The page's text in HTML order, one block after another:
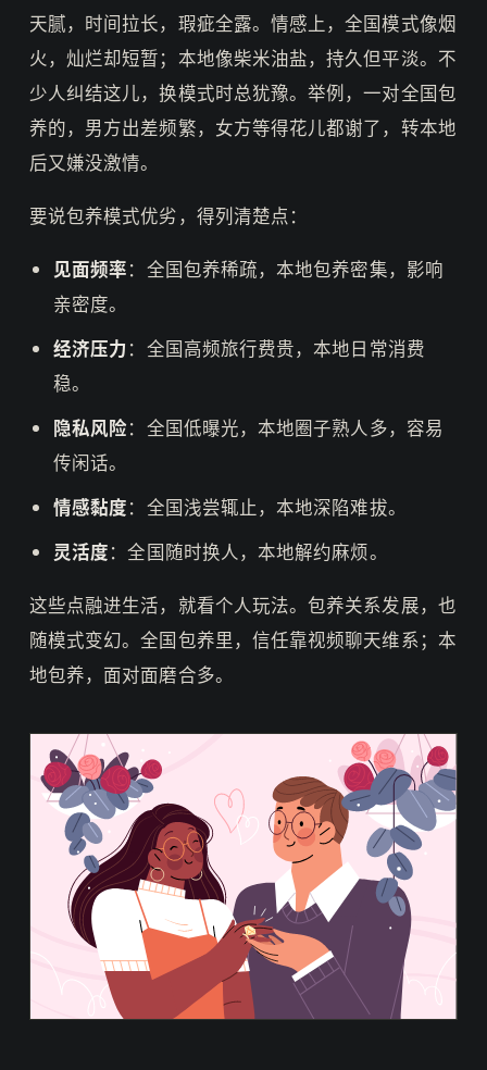
天腻，时间拉长，瑕疵全露。情感上，全国模式像烟
火，灿烂却短暂；本地像柴米油盐，持久但平淡。不
少人纠结这儿，换模式时总犹豫。举例，一对全国包
养的，男方出差频繁，女方等得花儿都谢了，转本地
后又嫌没激情。
要说包养模式优劣，得列清楚点：
见面频率：全国包养稀疏，本地包养密集，影响
亲密度。
经济压力 ：全国高频旅行费贵，本地日常消费
稳。
隐私风险：全国低曝光，本地圈子熟人多，容易
传闲话。
情感黏度：全国浅尝辄止，本地深陷难拔。
灵活度：全国随时换人，本地解约麻烦。
这些点融进生活，就看个人玩法。包养关系发展，也
随模式变幻。全国包养里，信任靠视频聊天维系；本
地包养，面对面磨合多。